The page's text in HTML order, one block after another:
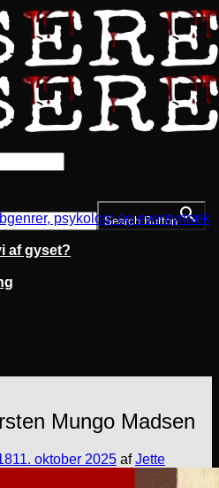
Search Button
psykologi og eventyrtræk
af gyset?
Mungo Madsen
11. oktober 2025 afJette